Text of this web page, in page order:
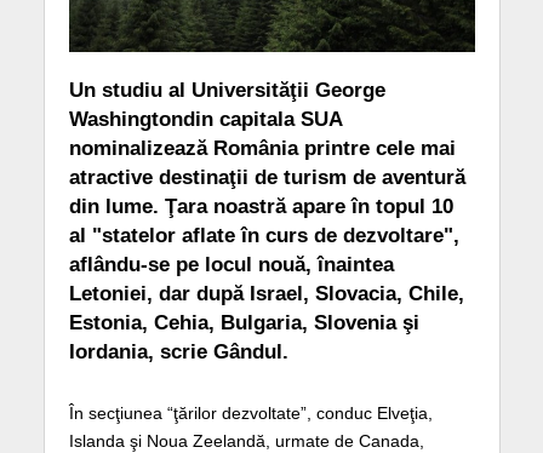
Un studiu al Universităţii George
Washingtondin capitala SUA
nominalizează România printre cele mai
atractive destinaţii de turism de aventură
din lume. Ţara noastră apare în topul 10
al "statelor aflate în curs de dezvoltare",
aflându-se pe locul nouă, înaintea
Letoniei, dar după Israel, Slovacia, Chile,
Estonia, Cehia, Bulgaria, Slovenia şi
Iordania, scrie Gândul.
În secţiunea “ţărilor dezvoltate”, conduc Elveţia,
Islanda şi Noua Zeelandă, urmate de Canada,